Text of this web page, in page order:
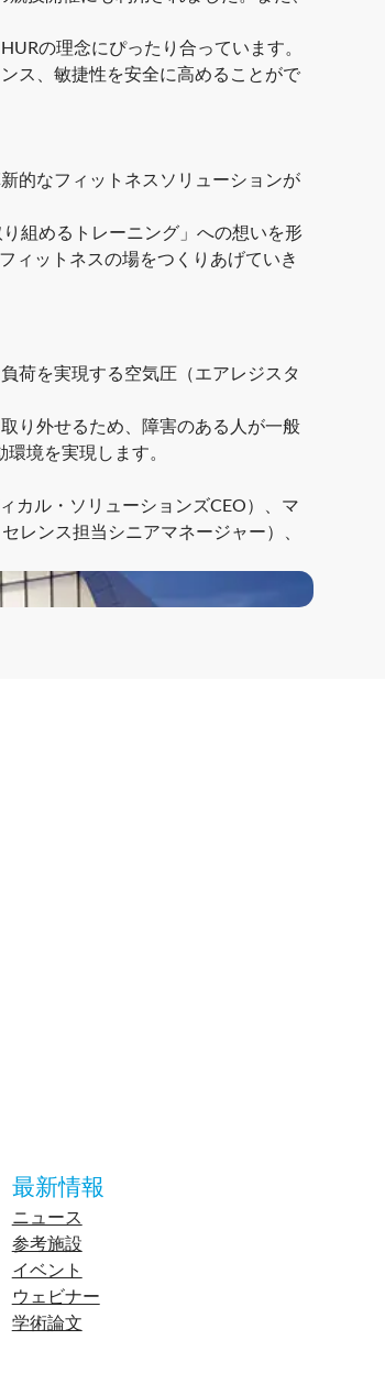
の理念にぴったり合っています。
ス、敏捷性を安全に高めることがで
的なフィットネスソリューションが
組めるトレーニング」への想いを形
ィットネスの場をつくりあげていき
荷を実現する空気圧（エアレジスタ
り外せるため、障害のある人が一般
境を実現します。
カル・ソリューションズCEO）、マ
レンス担当シニアマネージャー）、
最新情報
ニュース
参考施設
イベント
ウェビナー
学術論文